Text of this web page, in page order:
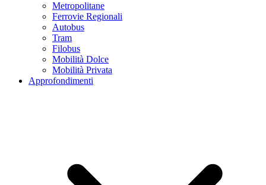
Metropolitane
Ferrovie Regionali
Autobus
Tram
Filobus
Mobilità Dolce
Mobilità Privata
Approfondimenti